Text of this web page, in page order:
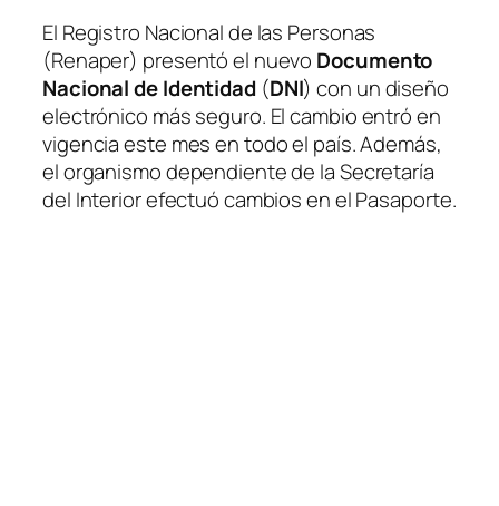
El Registro Nacional de las Personas
(Renaper) presentó el nuevo Documento
Nacional de Identidad(DNI) con un diseño
electrónico más seguro. El cambio entró en
vigencia este mes en todo el país. Además,
el organismo dependiente de la Secretaría
del Interior efectuó cambios en el Pasaporte.